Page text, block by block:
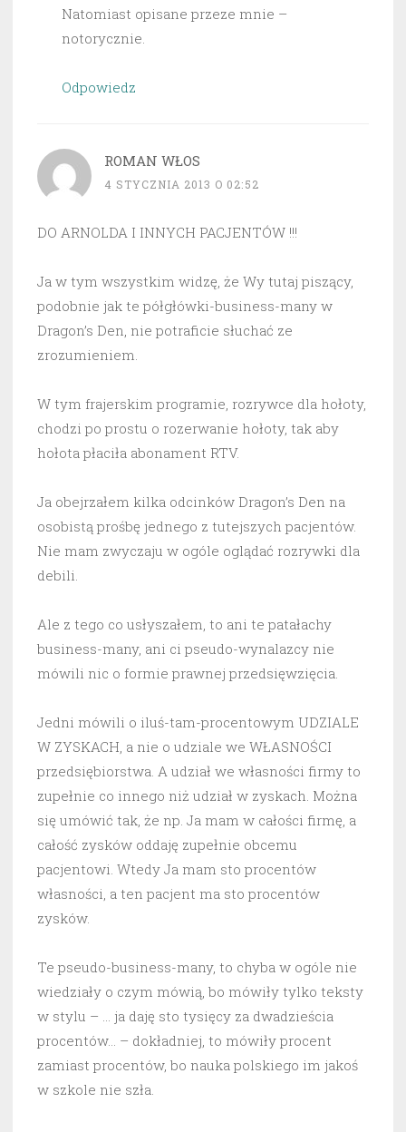
Natomiast opisane przeze mnie –
notorycznie.
Odpowiedz
ROMAN WŁOS
4 STYCZNIA 2013 O 02:52
DO ARNOLDA I INNYCH PACJENTÓW !!!
Ja w tym wszystkim widzę, że Wy tutaj piszący,
podobnie jak te półgłówki-business-many w
Dragon’s Den, nie potraficie słuchać ze
zrozumieniem.
W tym frajerskim programie, rozrywce dla hołoty,
chodzi po prostu o rozerwanie hołoty, tak aby
hołota płaciła abonament RTV.
Ja obejrzałem kilka odcinków Dragon’s Den na
osobistą prośbę jednego z tutejszych pacjentów.
Nie mam zwyczaju w ogóle oglądać rozrywki dla
debili.
Ale z tego co usłyszałem, to ani te patałachy
business-many, ani ci pseudo-wynalazcy nie
mówili nic o formie prawnej przedsięwzięcia.
Jedni mówili o iluś-tam-procentowym UDZIALE
W ZYSKACH, a nie o udziale we WŁASNOŚCI
przedsiębiorstwa. A udział we własności firmy to
zupełnie co innego niż udział w zyskach. Można
się umówić tak, że np. Ja mam w całości firmę, a
całość zysków oddaję zupełnie obcemu
pacjentowi. Wtedy Ja mam sto procentów
własności, a ten pacjent ma sto procentów
zysków.
Te pseudo-business-many, to chyba w ogóle nie
wiedziały o czym mówią, bo mówiły tylko teksty
w stylu – … ja daję sto tysięcy za dwadzieścia
procentów… – dokładniej, to mówiły procent
zamiast procentów, bo nauka polskiego im jakoś
w szkole nie szła.